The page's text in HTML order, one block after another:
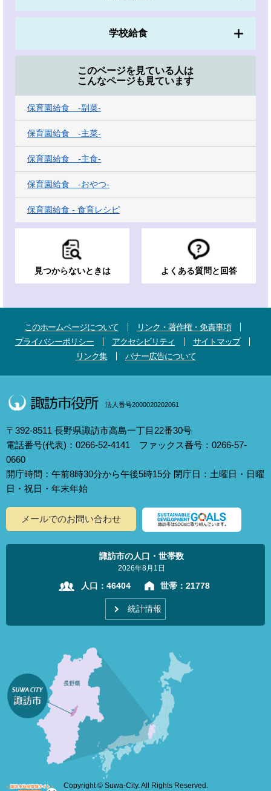
学校給食
このページを見ている人は
こんなページも見ています
保育園給食 -副菜-
保育園給食 -主菜-
保育園給食 ‐主食‐
保育園給食 -おやつ-
保育園給食 - 食育レシピ
見つからないときは よくある質問と回答
このホームページについて
リンク・著作権・免責事項
プライバシーポリシー
アクセシビリティ
サイトマップ
リンク集
バナー広告について
法人番号2000020202061
〒392-8511 長野県諏訪市高島一丁目22番30号
電話番号(代表)：0266-52-4141 ファックス番号：0266-57-
0660
開庁時間：午前8時30分から午後5時15分 閉庁日：土曜日・日曜
日・祝日・年末年始
メールでのお問い合わせ
諏訪市の人口・世帯数
2026年8月1日
人口： 46404 世帯： 21778
統計情報
Copyright © Suwa-City. All Rights Reserved.